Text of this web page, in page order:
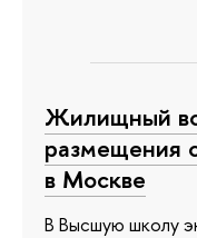
Жилищный
в Москве
В Высшую школу